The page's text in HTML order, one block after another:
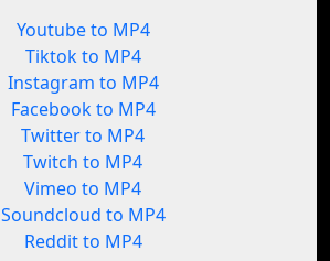
Youtube to MP4
Tiktok to MP4
Instagram to MP4
Facebook to MP4
Twitter to MP4
Twitch to MP4
Vimeo to MP4
Soundcloud to MP4
Reddit to MP4